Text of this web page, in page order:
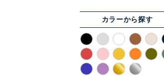
カラーから探す